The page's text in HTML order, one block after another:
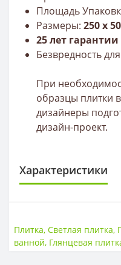
Площадь
Размеры: 250 х
25 лет гарантии
Безвредность
При
образцы плитки
дизайнеры
дизайн-проект.
Характеристики
Размер
Тип
Плитка,Светлая плитка,
ванной, Глянцевая